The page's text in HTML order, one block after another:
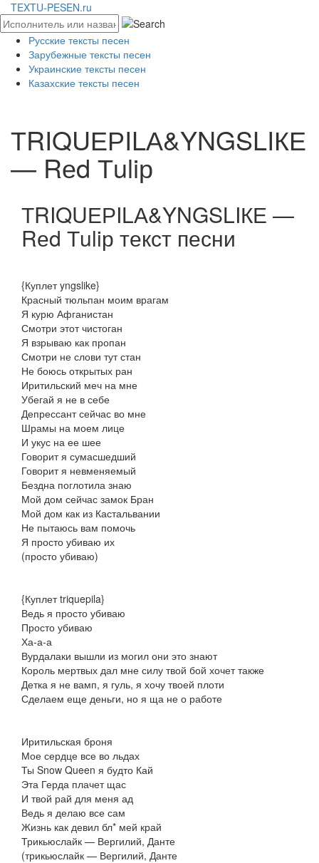
TEXTU-PESEN.ru
Русские тексты песен
Зарубежные тексты песен
Украинские тексты песен
Казахские тексты песен
ТRIQUЕРILА&YNGSLIКЕ
— Rеd Тuliр
ТRIQUЕРILА&YNGSLIКЕ —
Rеd Тuliр текст песни
{Куплет yngslike}
Красный тюльпан моим врагам
Я курю Афганистан
Смотри этот чистоган
Я взрываю как пропан
Смотри не слови тут стан
Не боюсь открытых ран
Иритильский меч на мне
Убегай я не в себе
Депрессант сейчас во мне
Шрамы на моем лице
И укус на ее шее
Говорит я сумасшедший
Говорит я невменяемый
Бездна поглотила знаю
Мой дом сейчас замок Бран
Мой дом как из Кастальвании
Не пытаюсь вам помочь
Я просто убиваю их
(просто убиваю)
{Куплет triquepila}
Ведь я просто убиваю
Просто убиваю
Ха-а-а
Вурдалаки вышли из могил они это знают
Король мертвых дал мне силу твой бой хочет также
Детка я не вамп, я гуль, я хочу твоей плоти
Сделаем еще деньги, но я ща не о работе
Иритильская броня
Мое сердце все во льдах
Ты Snow Queen я будто Кай
Эта Герда плачет щас
И твой рай для меня ад
Ведь я делаю все сам
Жизнь как девил бл* мей край
Трикьюслайк — Вергилий, Данте
(трикьюслайк — Вергилий, Данте